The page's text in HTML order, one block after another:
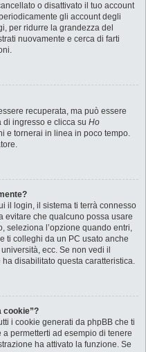
o disattivato il tuo account
gli account degli
per ridurre la grandezza del
nuovamente e cerca di farti
recuperata, ma può essere
ingresso e clicca su Ho
e tornerai in linea in poco tempo.
il login, il sistema ti terrà connesso
evitare che qualcuno possa usare
seleziona l’opzione quando entri,
ti colleghi da un PC usato anche
ecc. Se non vedi il
disabilitato questa caratteristica.
cookie”?
i cookie generati da phpBB che ti
permetterti ad esempio di tenere
ha attivato la funzione. Se